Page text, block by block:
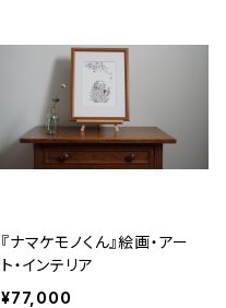
『ナマケモノくん』絵画・アー
ト・インテリア
¥77,000